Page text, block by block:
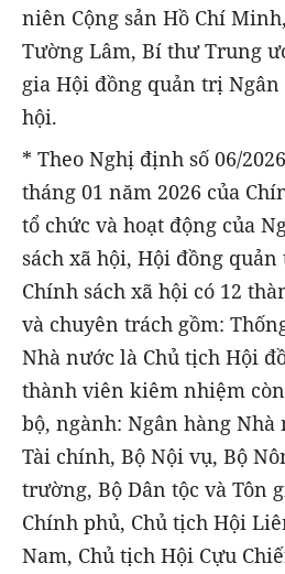
niên Cộng sản Hồ Chí
Tường Lâm, Bí thư Trung
gia Hội đồng quản trị Ngân
hội.
* Theo Nghị định số 06/
tháng 01 năm 2026 của
tổ chức và hoạt động của
sách xã hội, Hội đồng
Chính sách xã hội có 12
và chuyên trách gồm:
Nhà nước là Chủ tịch Hội
thành viên kiêm nhiệm
bộ, ngành: Ngân hàng Nhà
Tài chính, Bộ Nội vụ, Bộ
trường, Bộ Dân tộc và Tôn
Chính phủ, Chủ tịch Hội
Nam, Chủ tịch Hội Cựu